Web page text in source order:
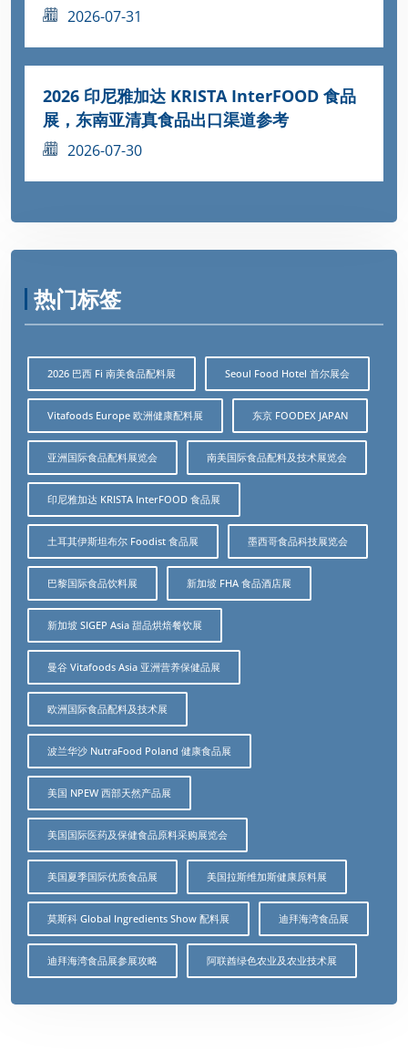
2026-07-31
2026 印尼雅加达 KRISTA InterFOOD 食品
展，东南亚清真食品出口渠道参考
2026-07-30
热门标签
2026 巴西 Fi 南美食品配料展 Seoul Food Hotel 首尔展会
Vitafoods Europe 欧洲健康配料展 东京 FOODEX JAPAN
亚洲国际食品配料展览会 南美国际食品配料及技术展览会
印尼雅加达 KRISTA InterFOOD 食品展
土耳其伊斯坦布尔 Foodist 食品展 墨西哥食品科技展览会
巴黎国际食品饮料展 新加坡 FHA 食品酒店展
新加坡 SIGEP Asia 甜品烘焙餐饮展
曼谷 Vitafoods Asia 亚洲营养保健品展
欧洲国际食品配料及技术展
波兰华沙 NutraFood Poland 健康食品展
美国 NPEW 西部天然产品展
美国国际医药及保健食品原料采购展览会
美国夏季国际优质食品展 美国拉斯维加斯健康原料展
莫斯科 Global Ingredients Show 配料展 迪拜海湾食品展
迪拜海湾食品展参展攻略 阿联酋绿色农业及农业技术展